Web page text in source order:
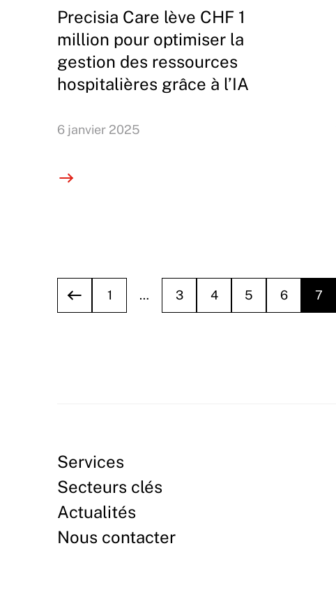
Precisia Care lève CHF 1
million pour optimiser la
gestion des ressources
hospitalières grâce à l’IA
6 janvier 2025
1 … 3 4 5 6 7
Services
Secteurs clés
Actualités
Nous contacter